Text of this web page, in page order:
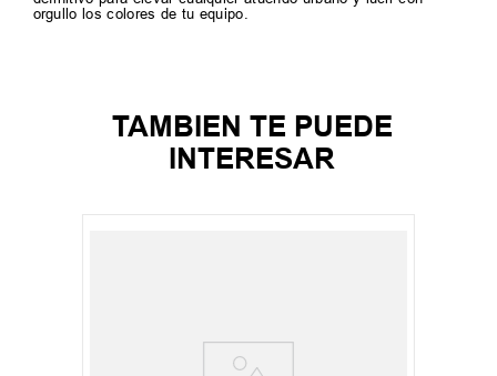
orgullo los colores de tu equipo.
TAMBIEN TE PUEDE
INTERESAR